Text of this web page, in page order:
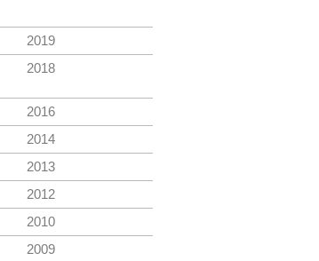
2019
2018
2016
2014
2013
2012
2010
2009